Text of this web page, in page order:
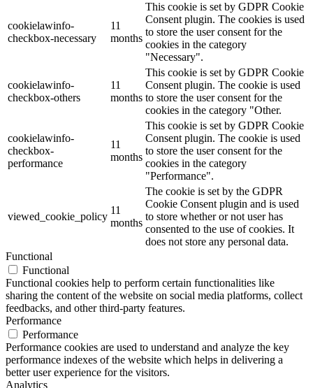
cookielawinfo-
checkbox-necessary
11
months
This cookie is set by GDPR Cookie
Consent plugin. The cookies is used
to store the user consent for the
cookies in the category
"Necessary".
cookielawinfo-
checkbox-others
11
months
This cookie is set by GDPR Cookie
Consent plugin. The cookie is used
to store the user consent for the
cookies in the category "Other.
cookielawinfo-
checkbox-
performance
11
months
This cookie is set by GDPR Cookie
Consent plugin. The cookie is used
to store the user consent for the
cookies in the category
"Performance".
viewed_cookie_policy
11
months
The cookie is set by the GDPR
Cookie Consent plugin and is used
to store whether or not user has
consented to the use of cookies. It
does not store any personal data.
Functional
Functional
Functional cookies help to perform certain functionalities like
sharing the content of the website on social media platforms, collect
feedbacks, and other third-party features.
Performance
Performance
Performance cookies are used to understand and analyze the key
performance indexes of the website which helps in delivering a
better user experience for the visitors.
Analytics